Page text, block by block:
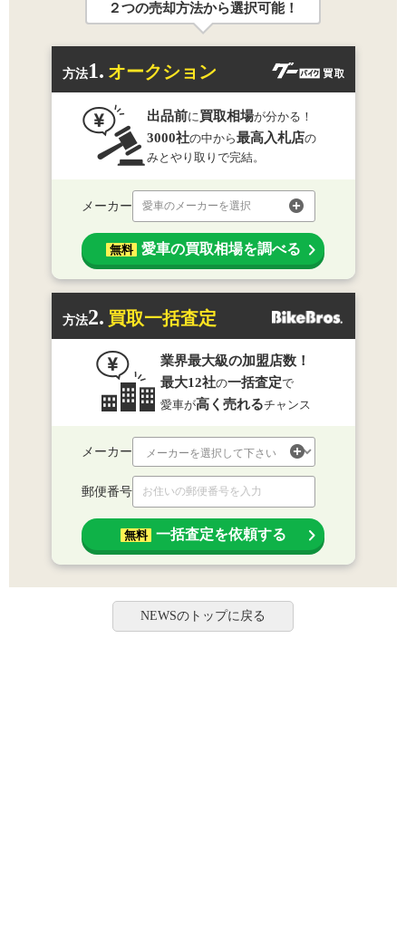
２つの売却方法から選択可能！
方法1. オークション
出品前に買取相場が分かる！
3000社の中から最高入札店の
みとやり取りで完結。
メーカー 愛車のメーカーを選択
無料 愛車の買取相場を調べる
方法2. 買取一括査定
業界最大級の加盟店数！
最大12社の一括査定で
愛車が高く売れるチャンス
メーカー
郵便番号
無料 一括査定を依頼する
NEWSのトップに戻る